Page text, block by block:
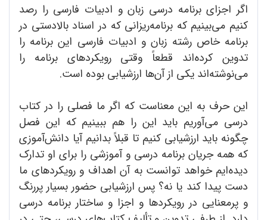
اگر اجزای برنامه درسی زبان و ادبیات فارسی را رصد
کنیم می‌بینیم که برنامه‌ریزانی که در اسناد بالادستی در
برنامه خاص رشته زبان و ادبیات فارسی این برنامه را
تدوین کرده‌اند قطعاً وقتی رویکردهای برنامه را
می‌نوشته‌اند یکی از آن‌ها ارزشیابی بوده است.
این حرف به این معناست که اگر ما فصلی را در کتاب
درسی می‌آوریم باید این را هم ببینیم که این فصل
چگونه باید ارزشیابی کنیم تا قبلاً بدانیم آیا دانش‌آموزی
که همه جریان برنامه درسی و آموزشی را برای او تدارک
دیده‌ایم خواهد توانست به آن اهداف و رویکرد‌های ما
دست پیدا کند یا نه؟ پس ارزشیابی حضور بسیار پررنگ
و پرمعنایی در رویکردها و اجزا و ساختار برنامه درسی